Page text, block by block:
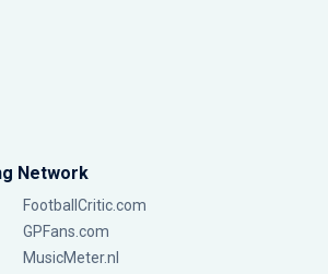
Network
FootballCritic.com
GPFans.com
MusicMeter.nl